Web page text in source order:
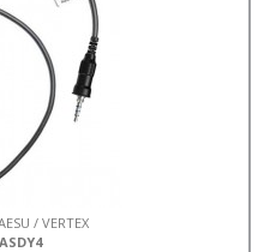
/ VERTEX